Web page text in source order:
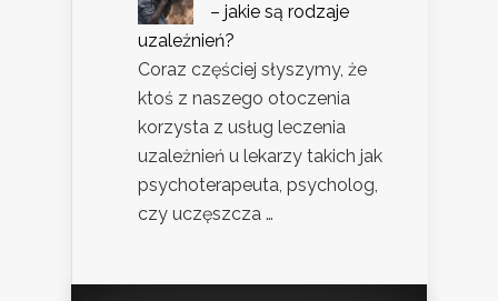
– jakie są rodzaje
uzależnień?
Coraz częściej słyszymy, że
ktoś z naszego otoczenia
korzysta z usług leczenia
uzależnień u lekarzy takich jak
psychoterapeuta, psycholog,
czy uczęszcza …